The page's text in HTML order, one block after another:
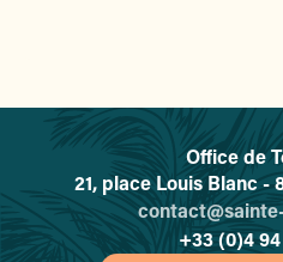
Office de
21, place Louis Blanc -
+33 (0)4